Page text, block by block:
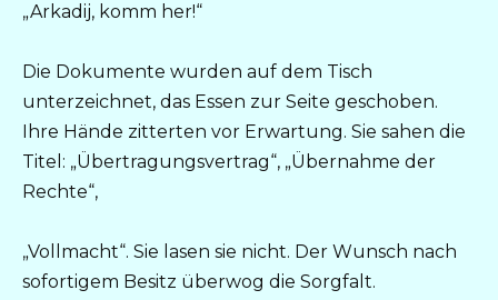
„Arkadij, komm her!“
Die Dokumente wurden auf dem Tisch
unterzeichnet, das Essen zur Seite geschoben.
Ihre Hände zitterten vor Erwartung. Sie sahen die
Titel: „Übertragungsvertrag“, „Übernahme der
Rechte“,
„Vollmacht“. Sie lasen sie nicht. Der Wunsch nach
sofortigem Besitz überwog die Sorgfalt.